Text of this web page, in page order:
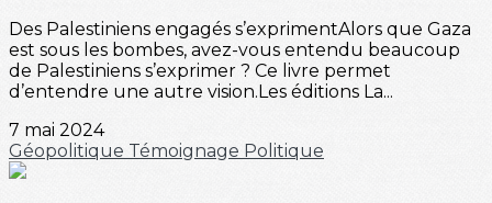
Des Palestiniens engagés s’exprimentAlors que Gaza
est sous les bombes, avez-vous entendu beaucoup
de Palestiniens s’exprimer ? Ce livre permet
d’entendre une autre vision.Les éditions La...
7 mai 2024
Géopolitique Témoignage Politique